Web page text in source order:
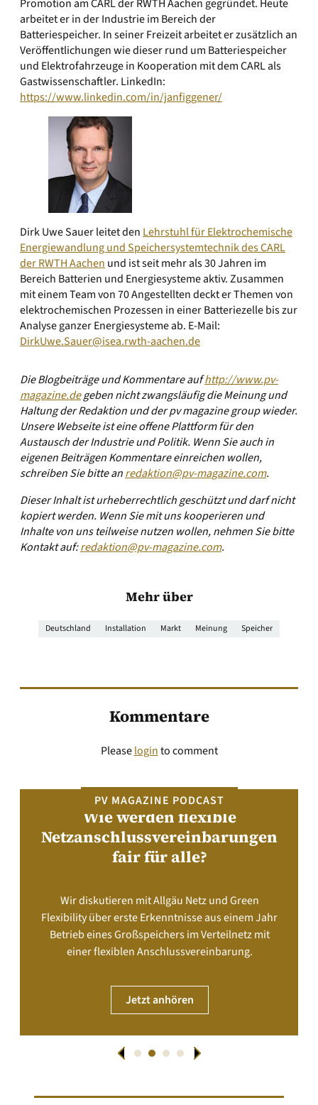
Promotion am CARL der RWTH Aachen gegründet. Heute
arbeitet er in der Industrie im Bereich der
Batteriespeicher. In seiner Freizeit arbeitet er zusätzlich an
Veröffentlichungen wie dieser rund um Batteriespeicher
und Elektrofahrzeuge in Kooperation mit dem CARL als
Gastwissenschaftler. LinkedIn:
https://www.linkedin.com/in/janfiggener/
Dirk Uwe Sauer leitet den Lehrstuhl für Elektrochemische
Energiewandlung und Speichersystemtechnik des CARL
der RWTH Aachen und ist seit mehr als 30 Jahren im
Bereich Batterien und Energiesysteme aktiv. Zusammen
mit einem Team von 70 Angestellten deckt er Themen von
elektrochemischen Prozessen in einer Batteriezelle bis zur
Analyse ganzer Energiesysteme ab. E-Mail:
DirkUwe.Sauer@isea.rwth-aachen.de
Die Blogbeiträge und Kommentare aufhttp://www.pv-
magazine.degeben nicht zwangsläufig die Meinung und
Haltung der Redaktion und der pv magazine group wieder.
Unsere Webseite ist eine offene Plattform für den
Austausch der Industrie und Politik. Wenn Sie auch in
eigenen Beiträgen Kommentare einreichen wollen,
schreiben Sie bitte anredaktion@pv-magazine.com.
Dieser Inhalt ist urheberrechtlich geschützt und darf nicht
kopiert werden. Wenn Sie mit uns kooperieren und
Inhalte von uns teilweise nutzen wollen, nehmen Sie bitte
Kontakt auf:redaktion@pv-magazine.com.
Mehr über
Deutschland Installation Markt Meinung Speicher
Kommentare
Pleaseloginto comment
PV MAGAZINE PODCAST
Wie werden flexible
Netzanschlussvereinbarungen
fair für alle?
Wir diskutieren mit Allgäu Netz und Green
Flexibility über erste Erkenntnisse aus einem Jahr
Betrieb eines Großspeichers im Verteilnetz mit
einer flexiblen Anschlussvereinbarung.
Jetzt anhören